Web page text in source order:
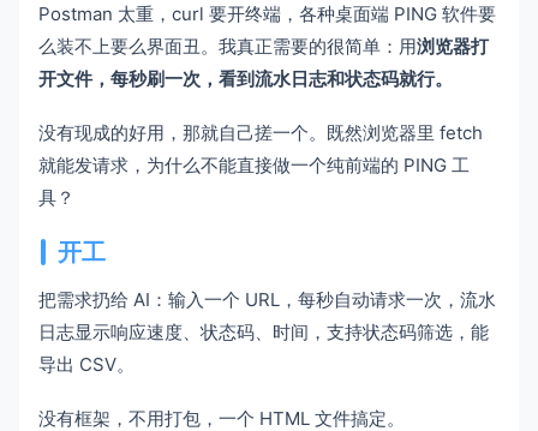
Postman 太重，curl 要开终端，各种桌面端 PING 软件要
么装不上要么界面丑。我真正需要的很简单：用浏览器打
开文件，每秒刷一次，看到流水日志和状态码就行。
没有现成的好用，那就自己搓一个。既然浏览器里 fetch
就能发请求，为什么不能直接做一个纯前端的 PING 工
具？
开工
把需求扔给 AI：输入一个 URL，每秒自动请求一次，流水
日志显示响应速度、状态码、时间，支持状态码筛选，能
导出 CSV。
没有框架，不用打包，一个 HTML 文件搞定。